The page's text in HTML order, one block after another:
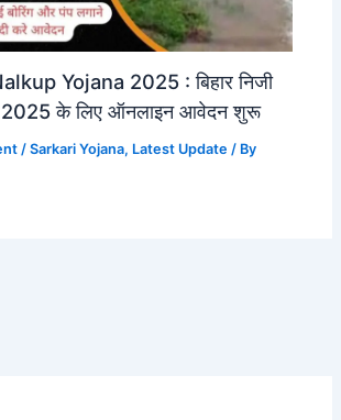
Yojana 2025 : बिहार निजी
2025 के लिए ऑनलाइन आवेदन शुरू
/Sarkari Yojana, Latest Update / By